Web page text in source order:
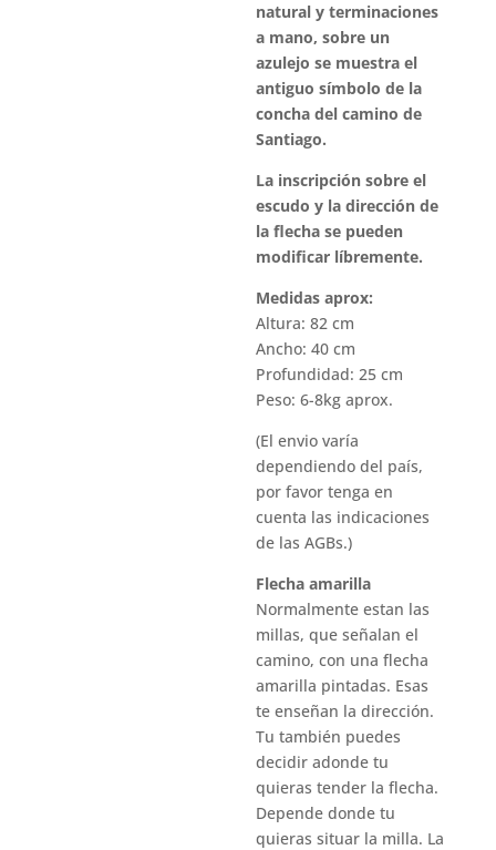
natural y terminaciones
a mano, sobre un
azulejo se muestra el
antiguo símbolo de la
concha del camino de
Santiago.
La inscripción sobre el
escudo y la dirección de
la flecha se pueden
modificar líbremente.
Medidas aprox:
Altura: 82 cm
Ancho: 40 cm
Profundidad: 25 cm
Peso: 6-8kg aprox.
(El envio varía
dependiendo del país,
por favor tenga en
cuenta las indicaciones
de las AGBs.)
Flecha amarilla
Normalmente estan las
millas, que señalan el
camino, con una flecha
amarilla pintadas. Esas
te enseñan la dirección.
Tu también puedes
decidir adonde tu
quieras tender la flecha.
Depende donde tu
quieras situar la milla. La